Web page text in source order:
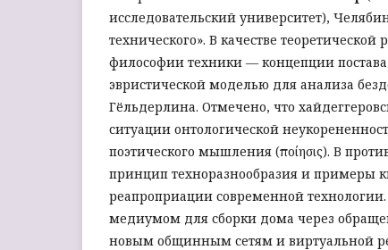
исследовательский университет),
технического». В качестве
философии техники — концепции
эвристической мо­делью для анализа
Гёльдерлина. Отмечено, что
ситуации онтологической
поэтического мышления (ποίησις). В
принцип техноразнообразия и примеры
реапроприации современной технологии.
медиумом для сборки дома через
новым общинным сетям и виртуальной